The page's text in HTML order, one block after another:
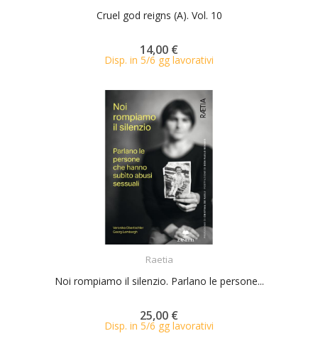
Cruel god reigns (A). Vol. 10
14,00 €
Disp. in 5/6 gg lavorativi
Raetia
Noi rompiamo il silenzio. Parlano le persone...
25,00 €
Disp. in 5/6 gg lavorativi